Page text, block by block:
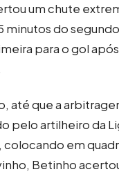
um chute
minutos do
para o gol
até que a
pelo artilheiro da
em
Betinho